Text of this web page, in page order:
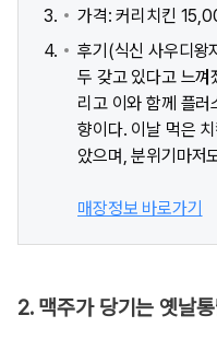
가격: 커리치킨
후기(식신 사우디왕
두 갖고 있다고 느껴
리고 이와 함께 플러
향이다. 이날 먹은
았으며, 분위기마저
매장정보 바로가기
2. 맥주가 당기는 옛날